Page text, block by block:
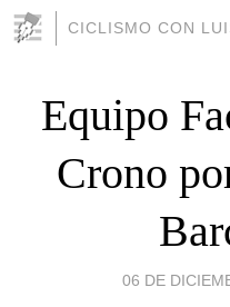
CICLISMO CON
Equipo
Crono
06 DE